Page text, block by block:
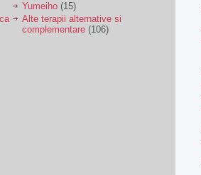
Yumeiho (15)
Alte terapii alternative si
complementare (106)